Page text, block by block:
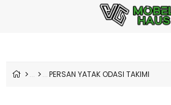
PERSAN YATAK ODASI TAKIMI